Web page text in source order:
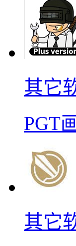
其它
PGT
其它